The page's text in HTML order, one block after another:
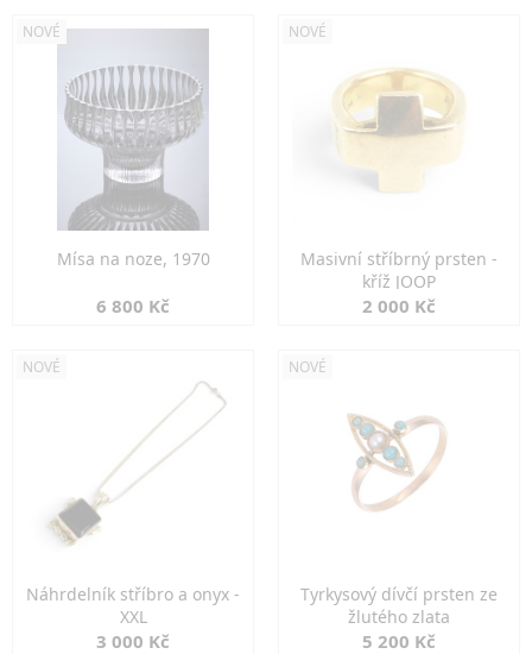
NOVÉ
Mísa na noze, 1970
6 800 Kč
NOVÉ
Masivní stříbrný prsten -
kříž JOOP
2 000 Kč
NOVÉ
Náhrdelník stříbro a onyx -
XXL
3 000 Kč
NOVÉ
Tyrkysový dívčí prsten ze
žlutého zlata
5 200 Kč